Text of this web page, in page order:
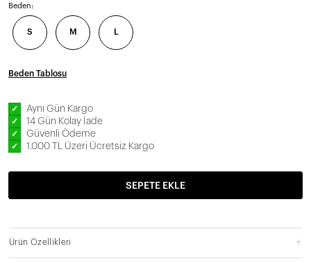
Beden:
S M L
Beden Tablosu
SEPETE EKLE
✓ Aynı Gün Kargo
✓ 14 Gün Kolay İade
✓ Güvenli Ödeme
✓ 1.000 TL Üzeri Ücretsiz Kargo
Ürün Özellikleri